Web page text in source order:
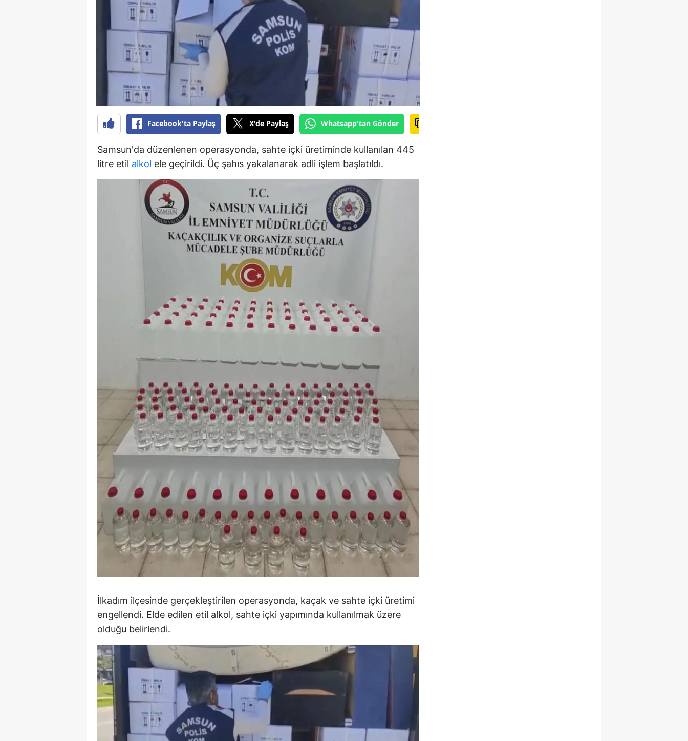
Bilecik
Bingöl
Bitlis
Bolu
Burdur
Bursa
Çanakkale
Çankırı
Çorum
Diyarbakır
Edirne
Elazığ
Erzincan
Erzurum
Eskişehir
Giresun
Gümüşhane
Hakkari
Hatay
Isparta
Mersin
İstanbul
İzmir
Kars
Kastamonu
Kayseri
Kırklareli
Kırşehir
Konya
Kütahya
Malatya
Manisa
Facebook'ta Paylaş X'de Paylaş Whatsapp'tan Gönder
Samsun'da düzenlenen operasyonda, sahte içki üretiminde kullanılan 445
litre etil alkol ele geçirildi. Üç şahıs yakalanarak adli işlem başlatıldı.
İlkadım ilçesinde gerçekleştirilen operasyonda, kaçak ve sahte içki üretimi
engellendi. Elde edilen etil alkol, sahte içki yapımında kullanılmak üzere
olduğu belirlendi.